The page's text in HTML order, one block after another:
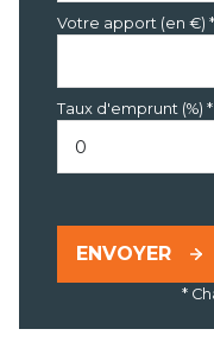
Votre apport (en €) *
Taux d'emprunt (%) *
ENVOYER
*